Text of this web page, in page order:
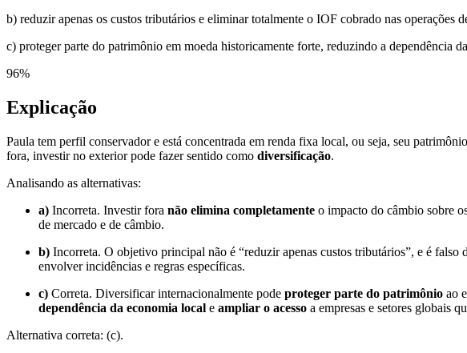
b) reduzir apenas os custos tributários e eliminar totalmente o IOF cobrado nas operações
c) proteger parte do patrimônio em moeda historicamente forte, reduzindo a dependência
96%
Explicação
Paula tem perfil conservador e está concentrada em renda fixa local, ou seja, seu
fora, investir no exterior pode fazer sentido como diversificação.
Analisando as alternativas:
a) Incorreta. Investir fora não elimina completamente o impacto do câmbio sobre
de mercado e de câmbio.
b) Incorreta. O objetivo principal não é “reduzir apenas custos tributários”, e é
envolver incidências e regras específicas.
c) Correta. Diversificar internacionalmente pode proteger parte do patrimônio ao
dependência da economia local e ampliar o acesso a empresas e setores globais
Alternativa correta: (c).